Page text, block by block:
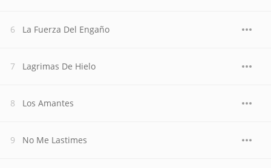
La Fuerza Del Engaño
Lagrimas De Hielo
Los Amantes
No Me Lastimes